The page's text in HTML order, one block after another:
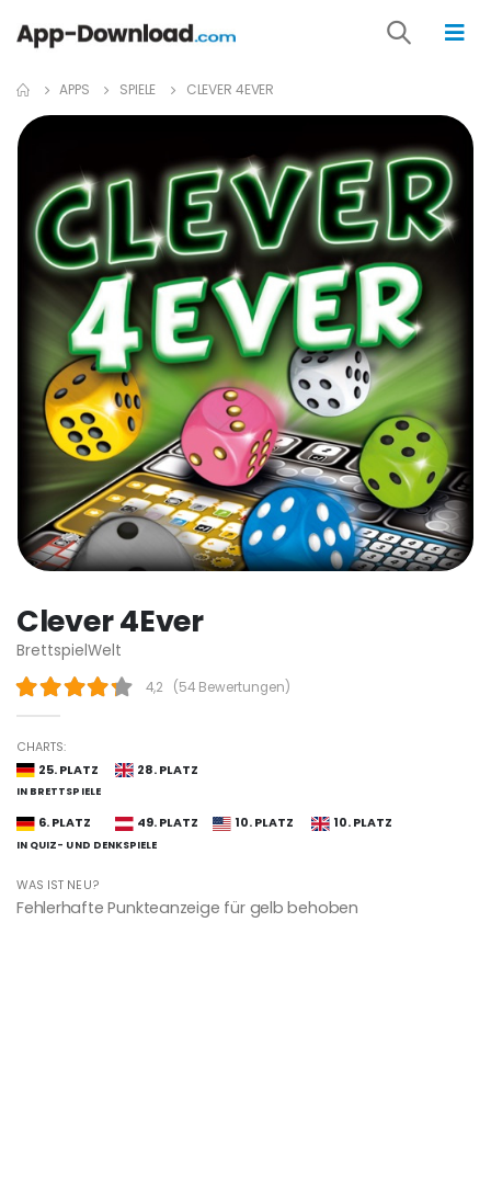
APPS SPIELE CLEVER 4EVER
Clever 4Ever
BrettspielWelt
4,2 (54 Bewertungen)
CHARTS:
25. PLATZ
28. PLATZ
IN BRETTSPIELE
6. PLATZ 49. PLATZ 10. PLATZ 10. PLATZ
IN QUIZ- UND DENKSPIELE
WAS IST NEU?
Fehlerhafte Punkteanzeige für gelb behoben